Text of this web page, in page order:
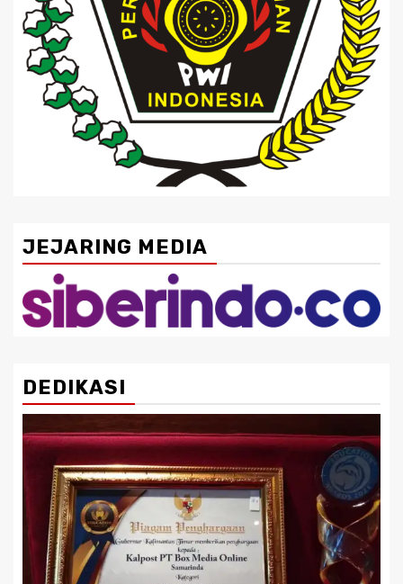
JEJARING MEDIA
DEDIKASI